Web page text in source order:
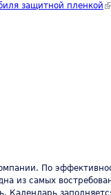
защитной пленкой
По
из самых